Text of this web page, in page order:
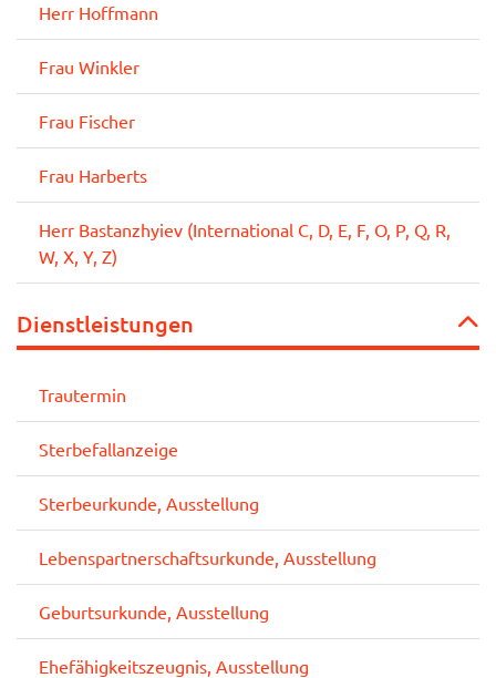
Herr Hoffmann
Frau Winkler
Frau Fischer
Frau Harberts
Herr Bastanzhyiev (International C, D, E, F, O, P, Q, R,
W, X, Y, Z)
Dienstleistungen
Trautermin
Sterbefallanzeige
Sterbeurkunde, Ausstellung
Lebenspartnerschaftsurkunde, Ausstellung
Geburtsurkunde, Ausstellung
Ehefähigkeitszeugnis, Ausstellung